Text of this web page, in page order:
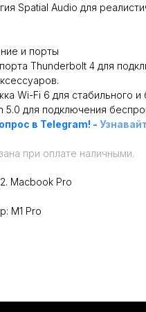
Spatial Audio для
и порты
Thunderbolt 4 для
Wi-Fi 6 для стабильного
5.0 для подключения
в Telegram! -
при оплате наличными.
Macbook Pro
M1 Pro